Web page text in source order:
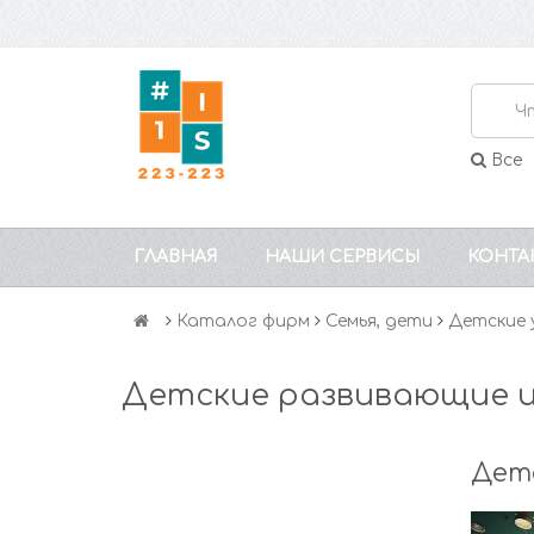
Все
ГЛАВНАЯ НАШИ СЕРВИСЫ
Каталог фирм Семья, дети Детские
Детские развивающие